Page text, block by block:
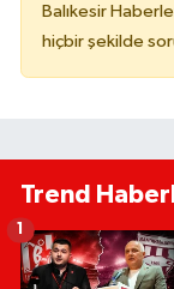
Balıkesir
hiçbir şekilde
Trend
1